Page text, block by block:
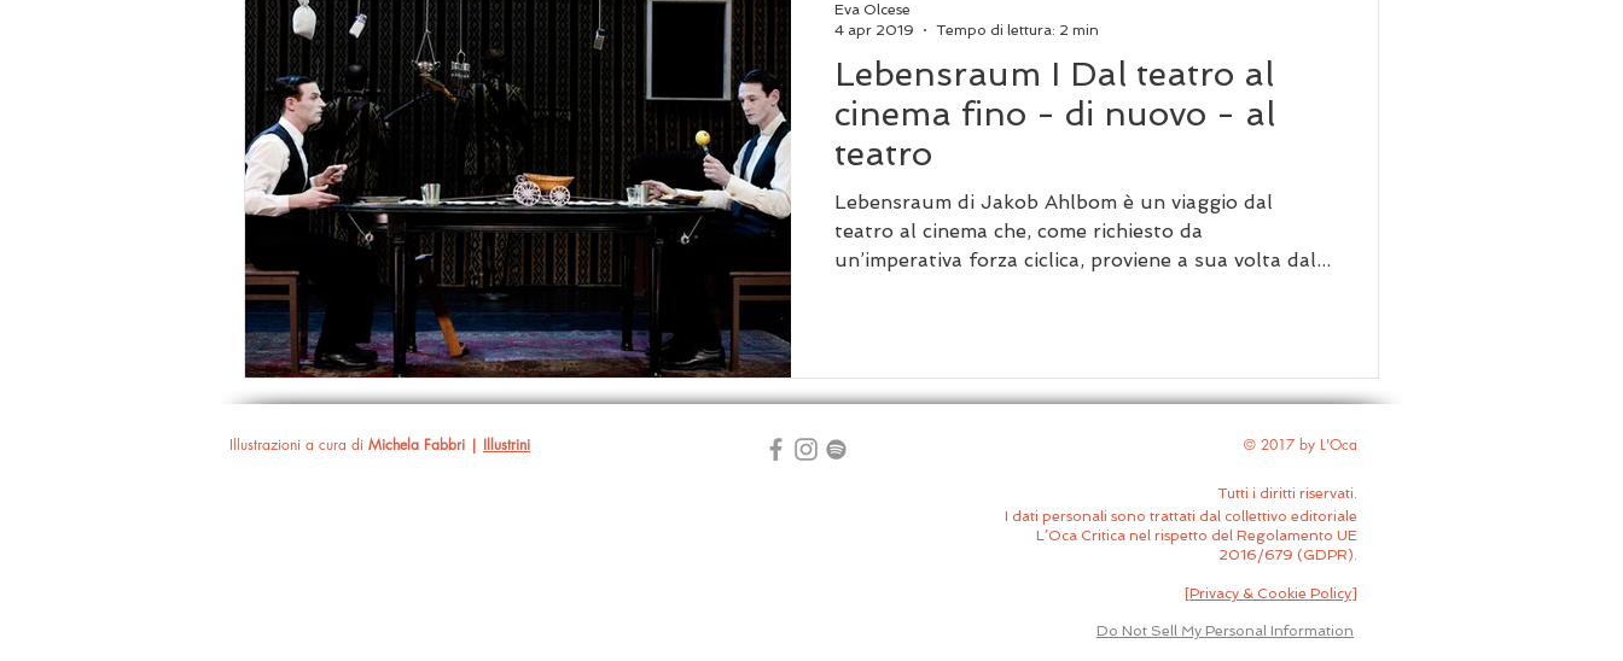
Lebensraum I Dal teatro al
cinema fino - di nuovo - al
teatro
Lebensraum di Jakob Ahlbom è un viaggio dal
teatro al cinema che, come richiesto da
un’imperativa forza ciclica, proviene a sua volta dal...
Eva Olcese
4 apr 2019
Tempo di lettura: 2 min
Illustrazioni a cura di Michela Fabbri | Illustrini © 2017 by L'Oca
Tutti i diritti riservati.
I dati personali sono trattati dal collettivo editoriale
L’Oca Critica nel rispetto del Regolamento UE
2016/679 (GDPR).
[Privacy & Cookie Policy]
Do Not Sell My Personal Information